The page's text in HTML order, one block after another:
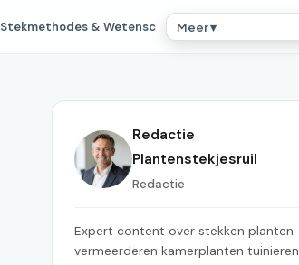
Stekmethodes & Wetensc Meer ▾
Redactie
Plantenstekjesruil
Redactie
Expert content over stekken planten
vermeerderen kamerplanten tuinieren